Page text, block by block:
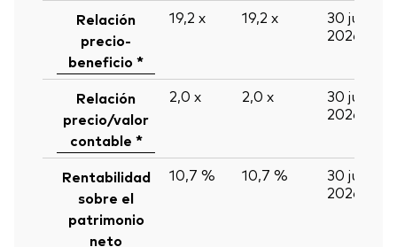
Relación
precio-
beneficio *
19,2 x 19,2 x
30 jun
2026
Relación
precio/valor
contable *
2,0 x 2,0 x
30 jun
2026
Rentabilidad
sobre el
patrimonio
neto
10,7 % 10,7 %
30 jun
2026